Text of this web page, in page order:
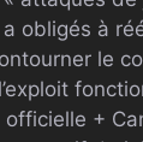
obligés à
le
officielle +